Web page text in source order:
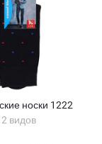
носки 1222
видов